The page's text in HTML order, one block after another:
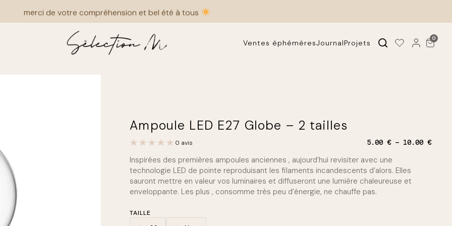
merci de votre compréhension et bel été à tous
Ventes éphémèresJournalProjets
0
Ampoule LED E27 Globe – 2 tailles
0 avis 5.00 € 10.00 €P
Inspirées des premières ampoules anciennes , aujourd’hui revisiter avec une
technologie LED de pointe reproduisant les filaments incandescents d’alors. Elles
sauront mettre en valeur vos luminaires et diffuseront une lumière chaleureuse et
enveloppante. Les plus , consomme très peu d’énergie, ne chauffe pas.
TAILLE